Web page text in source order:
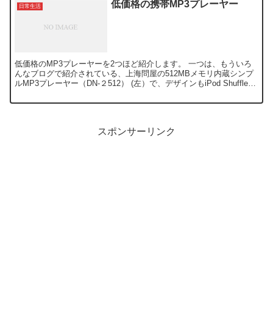
日常生活 低価格の携帯MP3プレーヤー
低価格のMP3プレーヤーを2つほど紹介します。 一つは、もういろ
んなブログで紹介されている、上海問屋の512MBメモリ内蔵シンプ
ルMP3プレーヤー（DN-２512） (左）で、デザインもiPod Shuffle風
スポンサーリンク